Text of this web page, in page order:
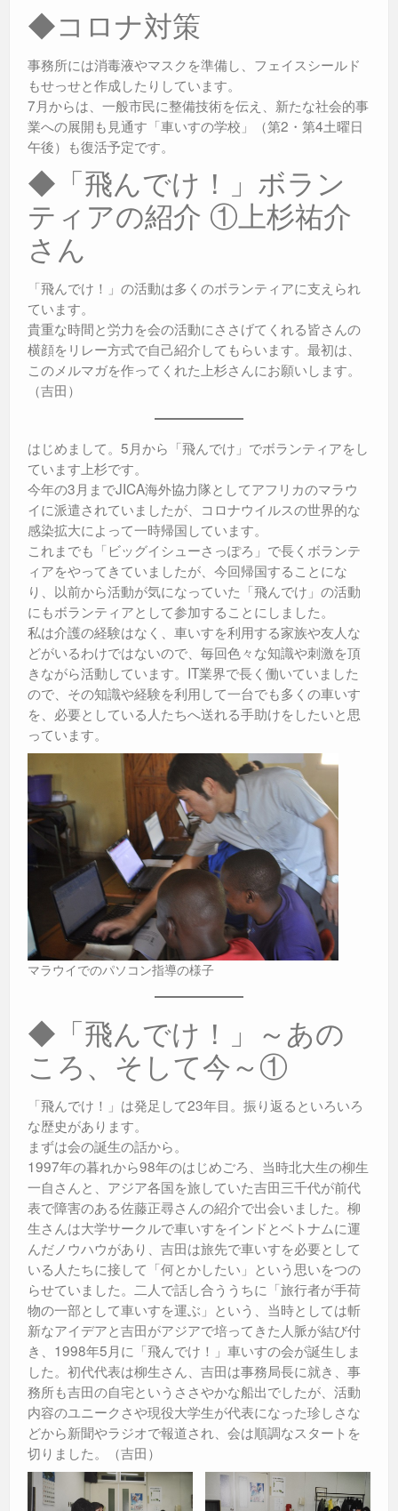
◆コロナ対策
事務所には消毒液やマスクを準備し、フェイスシールド
もせっせと作成したりしています。
7月からは、一般市民に整備技術を伝え、新たな社会的事
業への展開も見通す「車いすの学校」（第2・第4土曜日
午後）も復活予定です。
◆「飛んでけ！」ボラン
ティアの紹介 ①上杉祐介
さん
「飛んでけ！」の活動は多くのボランティアに支えられ
ています。
貴重な時間と労力を会の活動にささげてくれる皆さんの
横顔をリレー方式で自己紹介してもらいます。最初は、
このメルマガを作ってくれた上杉さんにお願いします。
（吉田）
はじめまして。5月から「飛んでけ」でボランティアをし
ています上杉です。
今年の3月までJICA海外協力隊としてアフリカのマラウ
イに派遣されていましたが、コロナウイルスの世界的な
感染拡大によって一時帰国しています。
これまでも「ビッグイシューさっぽろ」で長くボランテ
ィアをやってきていましたが、今回帰国することにな
り、以前から活動が気になっていた「飛んでけ」の活動
にもボランティアとして参加することにしました。
私は介護の経験はなく、車いすを利用する家族や友人な
どがいるわけではないので、毎回色々な知識や刺激を頂
きながら活動しています。IT業界で長く働いていました
ので、その知識や経験を利用して一台でも多くの車いす
を、必要としている人たちへ送れる手助けをしたいと思
っています。
マラウイでのパソコン指導の様子
◆「飛んでけ！」～あの
ころ、そして今～①
「飛んでけ！」は発足して23年目。振り返るといろいろ
な歴史があります。
まずは会の誕生の話から。
1997年の暮れから98年のはじめごろ、当時北大生の柳生
一自さんと、アジア各国を旅していた吉田三千代が前代
表で障害のある佐藤正尋さんの紹介で出会いました。柳
生さんは大学サークルで車いすをインドとベトナムに運
んだノウハウがあり、吉田は旅先で車いすを必要として
いる人たちに接して「何とかしたい」という思いをつの
らせていました。二人で話し合ううちに「旅行者が手荷
物の一部として車いすを運ぶ」という、当時としては斬
新なアイデアと吉田がアジアで培ってきた人脈が結び付
き、1998年5月に「飛んでけ！」車いすの会が誕生しま
した。初代代表は柳生さん、吉田は事務局長に就き、事
務所も吉田の自宅というささやかな船出でしたが、活動
内容のユニークさや現役大学生が代表になった珍しさな
どから新聞やラジオで報道され、会は順調なスタートを
切りました。（吉田）